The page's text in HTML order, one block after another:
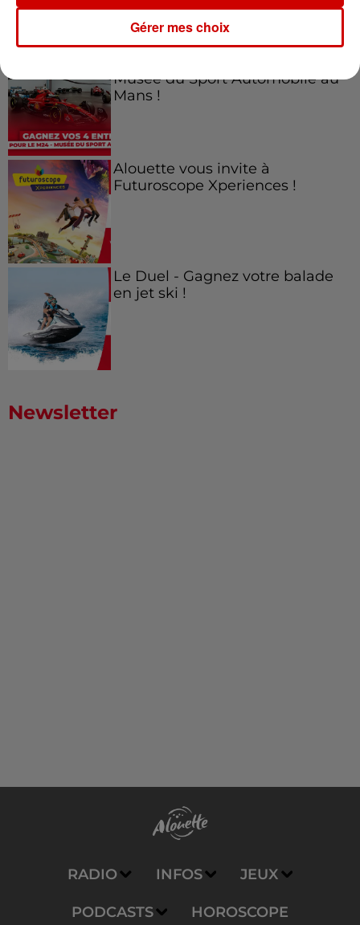
Musée du Sport Automobile au
Mans !
Alouette vous invite à
Futuroscope Xperiences !
Le Duel - Gagnez votre balade
en jet ski !
Newsletter
RADIO INFOS JEUX
PODCASTS HOROSCOPE
Gérer mes choix